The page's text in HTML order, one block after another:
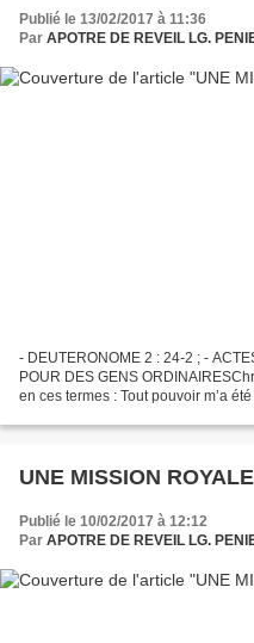
Publié le 13/02/2017 à 11:36
Par APOTRE DE REVEIL LG.
- DEUTERONOME 2 : 24-2 ; -
POUR DES GENS
en ces termes : Tout pouvoir m’a
UNE MISSION
Publié le 10/02/2017 à 12:12
Par APOTRE DE REVEIL LG.